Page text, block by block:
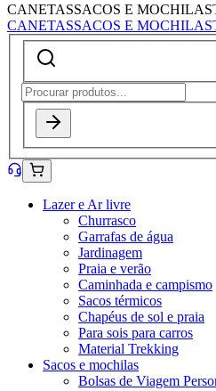
CANETASSACOS E MOCHILAS
CANETASSACOS E MOCHILAS
Lazer e Ar livre
Churrasco
Garrafas de água
Jardinagem
Praia e verão
Caminhada e campismo
Sacos térmicos
Chapéus de sol e praia
Para sois para carros
Material Trekking
Sacos e mochilas
Bolsas de Viagem